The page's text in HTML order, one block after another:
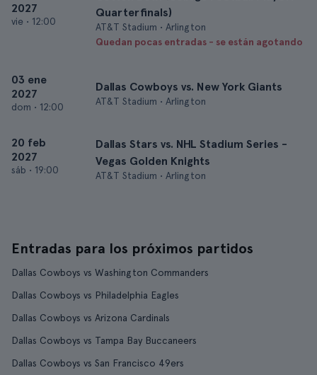
2027
vie • 12:00
Quarterfinals)
AT&T Stadium • Arlington
Quedan pocas entradas - se están agotando
03 ene
2027
dom • 12:00
Dallas Cowboys vs. New York Giants
AT&T Stadium • Arlington
20 feb
2027
sáb • 19:00
Dallas Stars vs. NHL Stadium Series -
Vegas Golden Knights
AT&T Stadium • Arlington
Entradas para los próximos partidos
Dallas Cowboys vs Washington Commanders
Dallas Cowboys vs Philadelphia Eagles
Dallas Cowboys vs Arizona Cardinals
Dallas Cowboys vs Tampa Bay Buccaneers
Dallas Cowboys vs San Francisco 49ers